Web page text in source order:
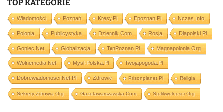
TOP KATEGORIE
Wiadomości Poznań Kresy.pl Epoznan.pl Nczas.info
Polonia Publicystyka Dziennik.com Rosja Dlapolski.pl
Goniec.net Globalizacja TenPoznan.pl Magnapolonia.org
Wolnemedia.net Mysl-Polska.pl Twojapogoda.pl
Dobrewiadomosci.net.pl Zdrowie Prisonplanet.pl Religia
Sekrety-Zdrowia.org Gazetawarszawska.com Stolikwolnosci.org